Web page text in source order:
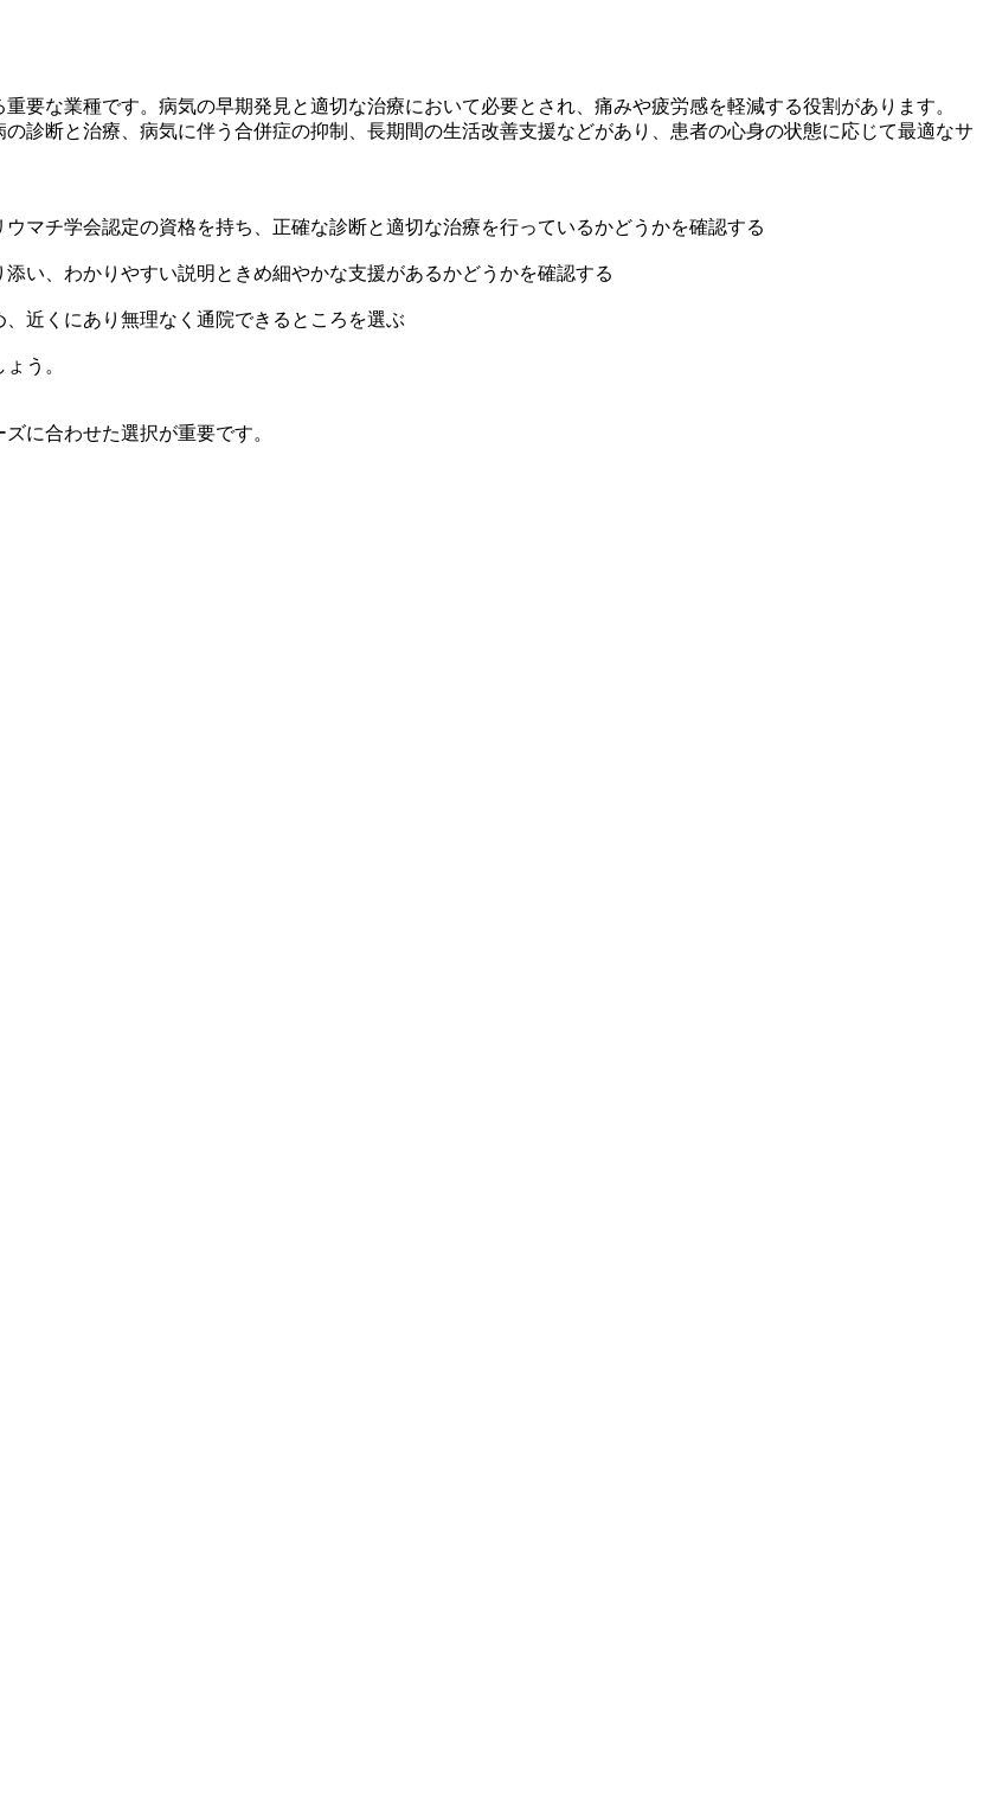
要な業種です。病気の早期発見と適切な治療において必要とされ、痛みや疲労感を軽減する役割があります。
診断と治療、病気に伴う合併症の抑制、長期間の生活改善支援などがあり、患者の心身の状態に応じて最適なサ
マチ学会認定の資格を持ち、正確な診断と適切な治療を行っているかどうかを確認する
い、わかりやすい説明ときめ細やかな支援があるかどうかを確認する
近くにあり無理なく通院できるところを選ぶ
う。
に合わせた選択が重要です。